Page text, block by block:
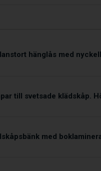
hänglås med
till svetsade klädskåp.
med